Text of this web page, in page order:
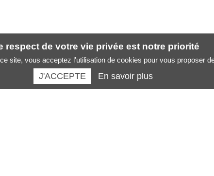
respect de votre vie privée est notre priorité
site, vous acceptez l'utilisation de cookies pour vous proposer
J'ACCEPTE En savoir plus